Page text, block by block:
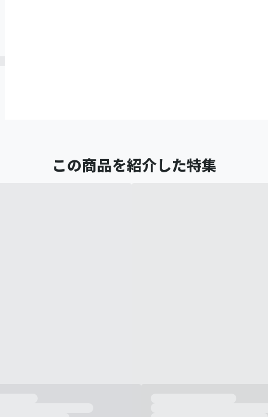
この商品を紹介した特集